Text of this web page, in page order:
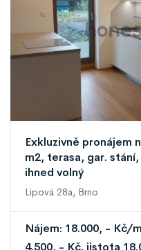
Exkluzivně pronájem
m2, terasa, gar.
ihned volný
Lipová 28a, Brno
Nájem: 18.000, - Kč/
4.500, - Kč, jistota